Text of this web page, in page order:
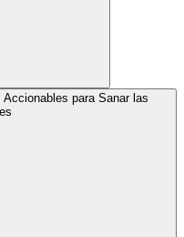
para Sanar las